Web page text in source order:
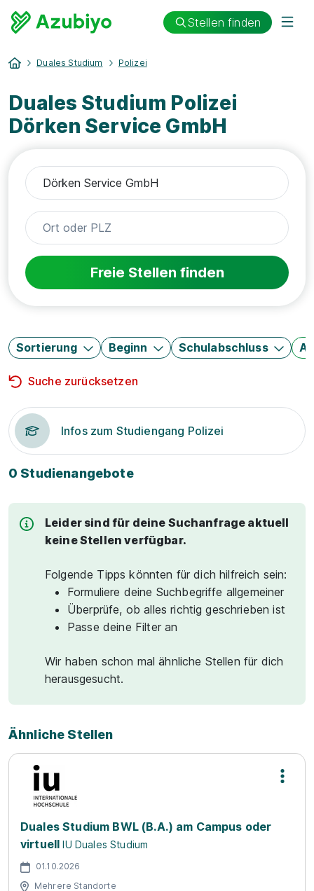
Stellen finden
Duales Studium Polizei
Duales Studium Polizei
Dörken Service GmbH
Freie Stellen finden
Sortierung Beginn Schulabschluss
Suche zurücksetzen
Infos zum Studiengang Polizei
0 Studienangebote
Leider sind für deine Suchanfrage aktuell
keine Stellen verfügbar.
Folgende Tipps könnten für dich hilfreich sein:
Formuliere deine Suchbegriffe allgemeiner
Überprüfe, ob alles richtig geschrieben ist
Passe deine Filter an
Wir haben schon mal ähnliche Stellen für dich
herausgesucht.
Ähnliche Stellen
Duales Studium BWL (B.A.) am Campus oder
virtuell IU Duales Studium
01.10.2026
Mehrere Standorte